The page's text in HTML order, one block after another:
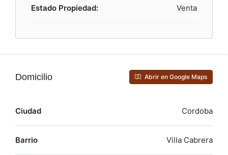
Estado Propiedad: Venta
Domicilio Abrir en Google Maps
Ciudad Cordoba
Barrio Villa Cabrera